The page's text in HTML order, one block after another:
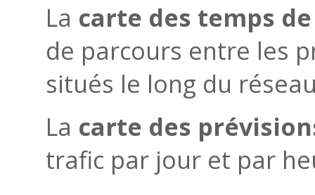
La carte des temps
de parcours entre les
situés le long du
La carte des
trafic par jour et par